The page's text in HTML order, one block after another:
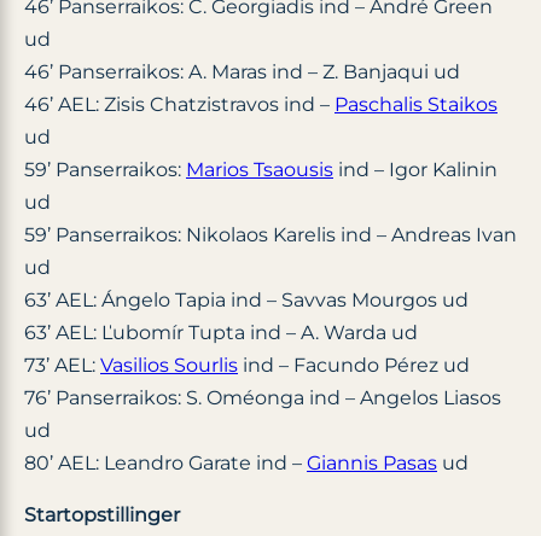
46’ Panserraikos: C. Georgiadis ind – André Green
ud
46’ Panserraikos: A. Maras ind – Z. Banjaqui ud
46’ AEL: Zisis Chatzistravos ind – Paschalis Staikos
ud
59’ Panserraikos: Marios Tsaousis ind – Igor Kalinin
ud
59’ Panserraikos: Nikolaos Karelis ind – Andreas Ivan
ud
63’ AEL: Ángelo Tapia ind – Savvas Mourgos ud
63’ AEL: Ľubomír Tupta ind – A. Warda ud
73’ AEL: Vasilios Sourlis ind – Facundo Pérez ud
76’ Panserraikos: S. Oméonga ind – Angelos Liasos
ud
80’ AEL: Leandro Garate ind – Giannis Pasas ud
Startopstillinger